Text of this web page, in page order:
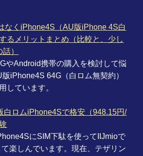
なくiPhone4S（AU版iPhone 4S白
るメリットまとめ（比較と、少し
）
やAndroid携帯の購入を検討して悩
iPhone4S 64G（白ロム無契約）
しています。
白ロムiPhone4Sで格安（948.15円/
にSIM下駄を使ってIIJmioで
楽しんでいます。現在、テザリン